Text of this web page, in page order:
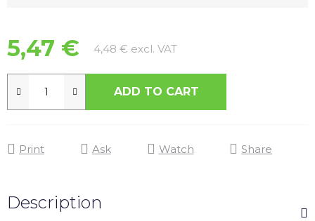
5,47 € 4,48 € excl. VATMeasure price:
ADD TO CART
Print Ask Watch Share
Description